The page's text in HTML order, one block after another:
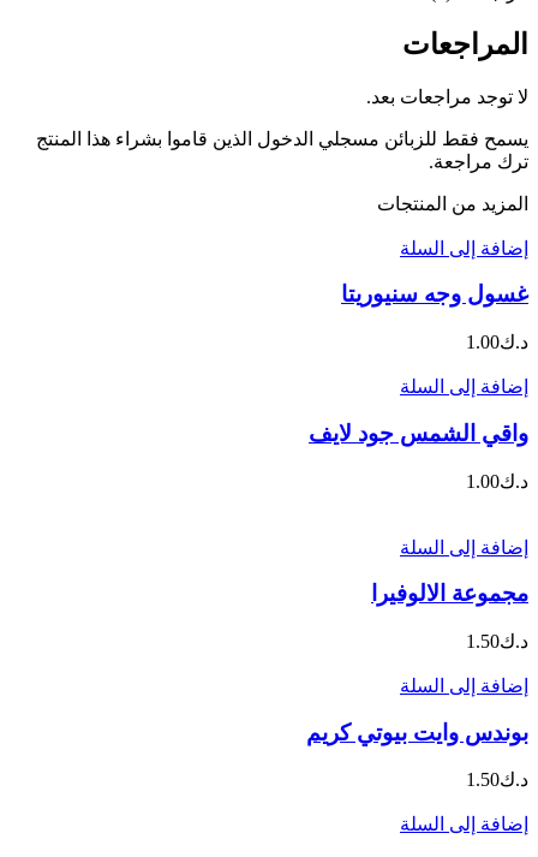
المراجعات
لا توجد مراجعات بعد.
يسمح فقط للزبائن مسجلي الدخول الذين قاموا بشراء هذا المنتج
ترك مراجعة.
المزيد من المنتجات
إضافة إلى السلة
غسول وجه سنيوريتا
د.ك1.00
إضافة إلى السلة
واقي الشمس جود لايف
د.ك1.00
إضافة إلى السلة
مجموعة الالوفيرا
د.ك1.50
إضافة إلى السلة
بوندس وايت بيوتي كريم
د.ك1.50
إضافة إلى السلة